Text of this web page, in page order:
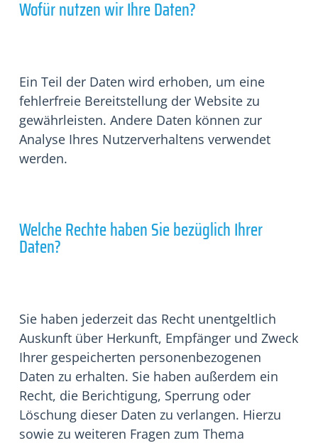
Wofür nutzen wir Ihre Daten?
Ein Teil der Daten wird erhoben, um eine
fehlerfreie Bereitstellung der Website zu
gewährleisten. Andere Daten können zur
Analyse Ihres Nutzerverhaltens verwendet
werden.
Welche Rechte haben Sie bezüglich Ihrer
Daten?
Sie haben jederzeit das Recht unentgeltlich
Auskunft über Herkunft, Empfänger und Zweck
Ihrer gespeicherten personenbezogenen
Daten zu erhalten. Sie haben außerdem ein
Recht, die Berichtigung, Sperrung oder
Löschung dieser Daten zu verlangen. Hierzu
sowie zu weiteren Fragen zum Thema